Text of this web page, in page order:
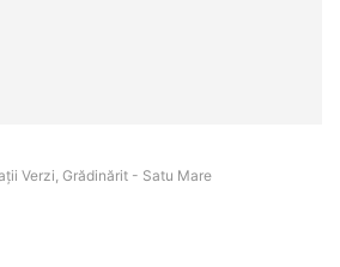
Verzi, Grădinărit - Satu Mare